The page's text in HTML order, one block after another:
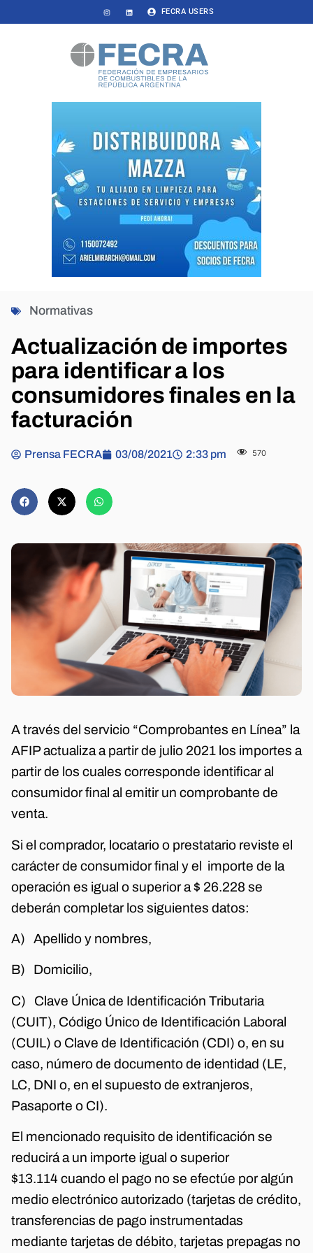
FECRA USERS
Normativas
Actualización de importes
para identificar a los
consumidores finales en la
facturación
Prensa FECRA 03/08/2021 2:33 pm 570
A través del servicio “Comprobantes en Línea” la
AFIP actualiza a partir de julio 2021 los importes a
partir de los cuales corresponde identificar al
consumidor final al emitir un comprobante de
venta.
Si el comprador, locatario o prestatario reviste el
carácter de consumidor final y el importe de la
operación es igual o superior a $ 26.228 se
deberán completar los siguientes datos:
A) Apellido y nombres,
B) Domicilio,
C) Clave Única de Identificación Tributaria
(CUIT), Código Único de Identificación Laboral
(CUIL) o Clave de Identificación (CDI) o, en su
caso, número de documento de identidad (LE,
LC, DNI o, en el supuesto de extranjeros,
Pasaporte o CI).
El mencionado requisito de identificación se
reducirá a un importe igual o superior
$13.114 cuando el pago no se efectúe por algún
medio electrónico autorizado (tarjetas de crédito,
transferencias de pago instrumentadas
mediante tarjetas de débito, tarjetas prepagas no